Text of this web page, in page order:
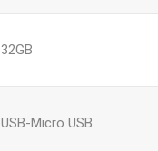
32GB
USB-Micro USB